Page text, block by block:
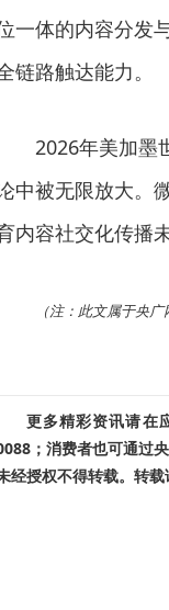
一体的内容分发
链路触达能力。
2026年美加墨
中被无限放大。
内容社交化传播
（注：此文属于央
更多精彩资讯请在
；消费者也可通过
经授权不得转载。转